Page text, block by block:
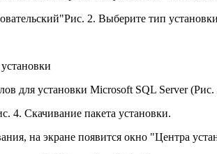
Рис. 2. Выберите тип
для установки Microsoft SQL Server (Рис.
4. Скачивание пакета установки.
на экране появится окно "Центра